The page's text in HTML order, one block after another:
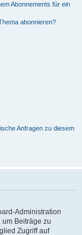
Abonnements für ein
abonnieren?
Anfragen zu diesem
Administration
Beiträge zu
Zugriff auf